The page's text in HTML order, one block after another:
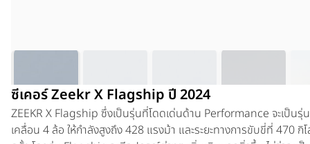
ซีเคอร์ Zeekr X Flagship ปี 2024
ZEEKR X Flagship ซึ่งเป็นรุ่นที่โดดเด่นด้าน Performance จะเป็น
เคลื่อน 4 ล้อ ให้กำลังสูงถึง 428 แรงม้า และระยะทางการขับขี่ที่ 470 กิ